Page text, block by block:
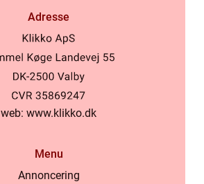
Adresse
web: www.klikko.dk
Menu
Annoncering